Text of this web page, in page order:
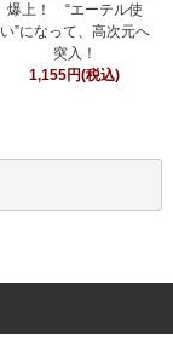
爆上！ “エーテル使
い”になって、高次元へ
突入！
1,155円(税込)